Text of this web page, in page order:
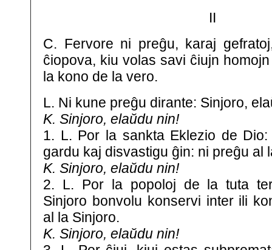
II
C. Fervore ni preĝu, karaj
ĉiopova, kiu volas savi ĉiujn
la kono de la vero.
L. Ni kune preĝu dirante: Sinjoro,
K. Sinjoro, elaŭdu nin!
1. L. Por la sankta Eklezio de
gardu kaj disvastigu ĝin: ni preĝu al
K. Sinjoro, elaŭdu nin!
2. L. Por la popoloj de la tuta
Sinjoro bonvolu konservi inter ili
al la Sinjoro.
K. Sinjoro, elaŭdu nin!